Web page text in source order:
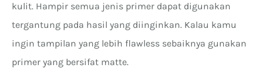
kulit. Hampir semua jenis primer dapat digunakan
tergantung pada hasil yang diinginkan. Kalau kamu
ingin tampilan yang lebih flawless sebaiknya gunakan
primer yang bersifat matte.